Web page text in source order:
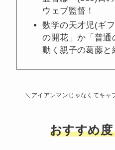
ウェブ監督！
数学の天才児(ギ
の開花」か「普通
動く親子の葛藤と
＼アイアンマンじゃなくてキャ
おすすめ